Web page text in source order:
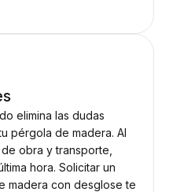
elimina las dudas
pérgola de madera. Al
obra y transporte,
hora. Solicitar un
madera con desglose te